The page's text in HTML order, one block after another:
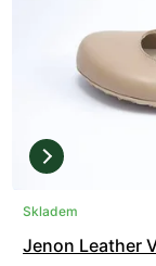
Skladem
Jenon Leather